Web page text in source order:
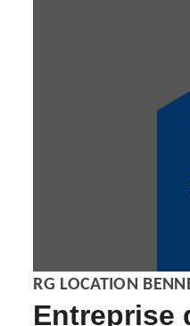
RG LOCATION
Entreprise